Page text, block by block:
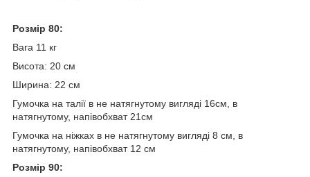
Розмір 80:
Вага 11 кг
Висота: 20 см
Ширина: 22 см
Гумочка на талії в не натягнутому вигляді 16см, в
натягнутому, напівобхват 21см
Гумочка на ніжках в не натягнутому вигляді 8 см, в
натягнутому, напівобхват 12 см
Розмір 90: